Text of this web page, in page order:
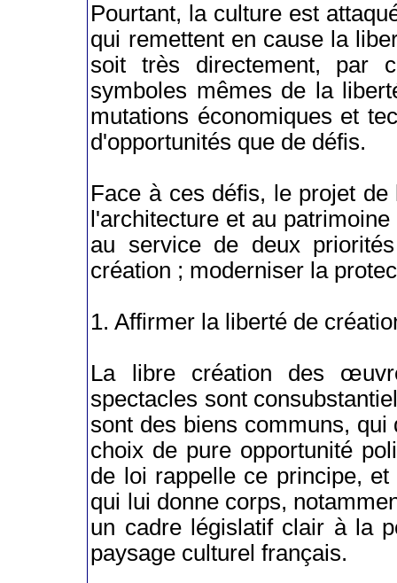
Pourtant, la culture est
qui remettent en cause la
soit très directement, par
symboles mêmes de la
mutations économiques et
d'opportunités que de défis.
Face à ces défis, le projet
l'architecture et au
au service de deux
création ; moderniser la
1. Affirmer la liberté de
La libre création des
spectacles sont
sont des biens communs,
choix de pure opportunité
de loi rappelle ce principe,
qui lui donne corps,
un cadre législatif clair à la
paysage culturel français.